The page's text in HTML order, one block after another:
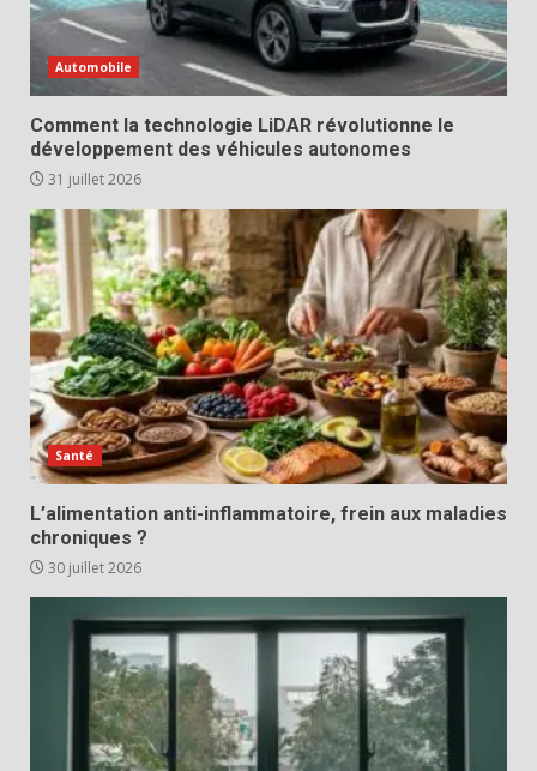
Automobile
Comment la technologie LiDAR révolutionne le
développement des véhicules autonomes
31 juillet 2026
Santé
L’alimentation anti-inflammatoire, frein aux maladies
chroniques ?
30 juillet 2026